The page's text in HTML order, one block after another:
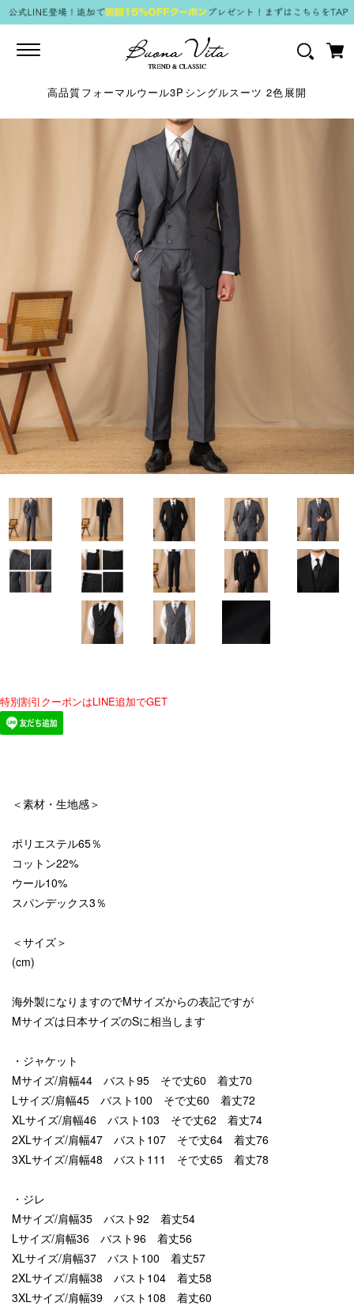
Toggle
高品質フォーマルウール3Pシングルスーツ 2色展開
特別割引クーポンはLINE追加でGET
＜素材・生地感＞
ポリエステル65％
コットン22%
ウール10%
スパンデックス3％
＜サイズ＞
(cm)
海外製になりますのでMサイズからの表記ですが
Mサイズは日本サイズのSに相当します
・ジャケット
Mサイズ/肩幅44 バスト95 そで丈60 着丈70
Lサイズ/肩幅45 バスト100 そで丈60 着丈72
XLサイズ/肩幅46 バスト103 そで丈62 着丈74
2XLサイズ/肩幅47 バスト107 そで丈64 着丈76
3XLサイズ/肩幅48 バスト111 そで丈65 着丈78
・ジレ
Mサイズ/肩幅35 バスト92 着丈54
Lサイズ/肩幅36 バスト96 着丈56
XLサイズ/肩幅37 バスト100 着丈57
2XLサイズ/肩幅38 バスト104 着丈58
3XLサイズ/肩幅39 バスト108 着丈60